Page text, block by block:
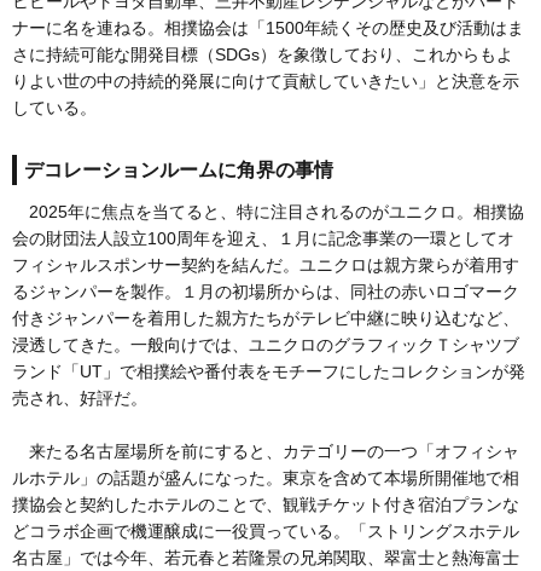
ナーに名を連ねる。相撲協会は「1500年続くその歴史及び活動はま
さに持続可能な開発目標（SDGs）を象徴しており、これからもよ
りよい世の中の持続的発展に向けて貢献していきたい」と決意を示
している。
デコレーションルームに角界の事情
2025年に焦点を当てると、特に注目されるのがユニクロ。相撲協
会の財団法人設立100周年を迎え、１月に記念事業の一環としてオ
フィシャルスポンサー契約を結んだ。ユニクロは親方衆らが着用す
るジャンパーを製作。１月の初場所からは、同社の赤いロゴマーク
付きジャンパーを着用した親方たちがテレビ中継に映り込むなど、
浸透してきた。一般向けでは、ユニクロのグラフィックＴシャツブ
ランド「UT」で相撲絵や番付表をモチーフにしたコレクションが発
売され、好評だ。
来たる名古屋場所を前にすると、カテゴリーの一つ「オフィシャ
ルホテル」の話題が盛んになった。東京を含めて本場所開催地で相
撲協会と契約したホテルのことで、観戦チケット付き宿泊プランな
どコラボ企画で機運醸成に一役買っている。「ストリングスホテル
名古屋」では今年、若元春と若隆景の兄弟関取、翠富士と熱海富士